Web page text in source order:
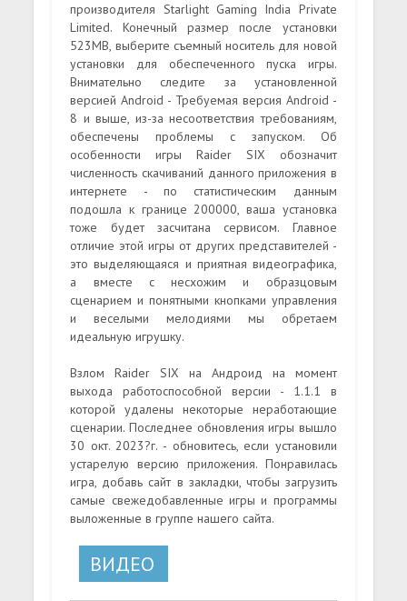
производителя Starlight Gaming India Private
Limited. Конечный размер после установки
523MB, выберите съемный носитель для новой
установки для обеспеченного пуска игры.
Внимательно следите за установленной
версией Android - Требуемая версия Android -
8 и выше, из-за несоответствия требованиям,
обеспечены проблемы с запуском. Об
особенности игры Raider SIX обозначит
численность скачиваний данного приложения в
интернете - по статистическим данным
подошла к границе 200000, ваша установка
тоже будет засчитана сервисом. Главное
отличие этой игры от других представителей -
это выделяющаяся и приятная видеографика,
а вместе с несхожим и образцовым
сценарием и понятными кнопками управления
и веселыми мелодиями мы обретаем
идеальную игрушку.
Взлом Raider SIX на Андроид на момент
выхода работоспособной версии - 1.1.1 в
которой удалены некоторые неработающие
сценарии. Последнее обновления игры вышло
30 окт. 2023?г. - обновитесь, если установили
устарелую версию приложения. Понравилась
игра, добавь сайт в закладки, чтобы загрузить
самые свежедобавленные игры и программы
выложенные в группе нашего сайта.
ВИДЕО